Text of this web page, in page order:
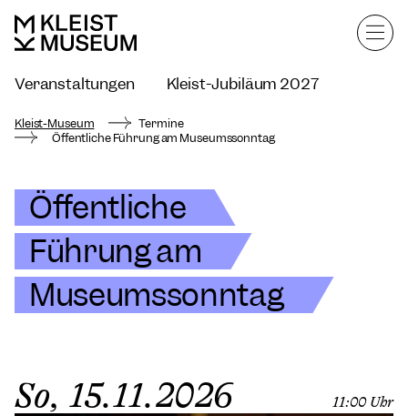
Veranstaltungen
Kleist-Jubiläum 2027
Kleist-Museum mieten
Kleist-Museum
Termine
Öffentliche Führung am Museumssonntag
Öffentliche
Führung am
Museumssonntag
So, 15.11.2026 11:00 Uhr